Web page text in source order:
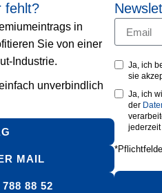
fehlt?
in
Sie von einer
Industrie.
unverbindlich
MAIL
88 52
Ja, ich
sie
Ja, ich
der